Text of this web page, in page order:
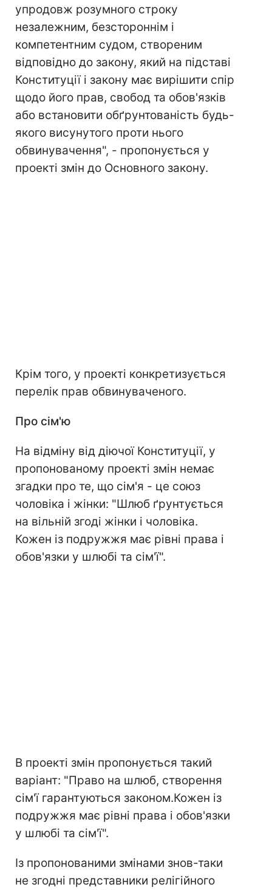
упродовж розумного строку
незалежним, безстороннім і
компетентним судом, створеним
відповідно до закону, який на підставі
Конституції і закону має вирішити спір
щодо його прав, свобод та обов'язків
або встановити обґрунтованість будь-
якого висунутого проти нього
обвинувачення", - пропонується у
проекті змін до Основного закону.
Крім того, у проекті конкретизується
перелік прав обвинуваченого.
Про сім'ю
На відміну від діючої Конституції, у
пропонованому проекті змін немає
згадки про те, що сім'я - це союз
чоловіка і жінки: "Шлюб ґрунтується
на вільній згоді жінки і чоловіка.
Кожен із подружжя має рівні права і
обов'язки у шлюбі та сім'ї".
В проекті змін пропонується такий
варіант: "Право на шлюб, створення
сім'ї гарантуються законом.Кожен із
подружжя має рівні права і обов'язки
у шлюбі та сім'ї".
Із пропонованими змінами знов-таки
не згодні представники релігійного